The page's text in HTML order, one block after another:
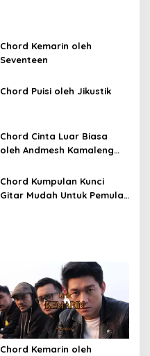
Chord Kemarin oleh
Seventeen
Chord Puisi oleh Jikustik
Chord Cinta Luar Biasa
oleh Andmesh Kamaleng
SKA)
Chord Kumpulan Kunci
Gitar Mudah Untuk Pemula
Chord Kemarin oleh